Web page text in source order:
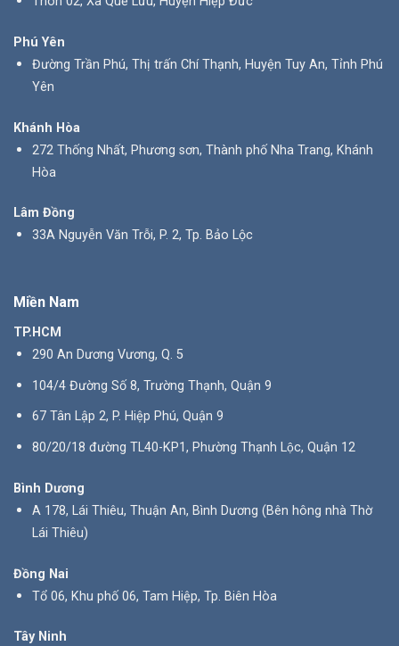
Phú Yên
Đường Trần Phú, Thị trấn Chí Thạnh, Huyện Tuy An, Tỉnh Phú
Yên
Khánh Hòa
272 Thống Nhất, Phương sơn, Thành phố Nha Trang, Khánh
Hòa
Lâm Đồng
33A Nguyễn Văn Trỗi, P. 2, Tp. Bảo Lộc
Miền Nam
TP.HCM
290 An Dương Vương, Q. 5
104/4 Đường Số 8, Trường Thạnh, Quận 9
67 Tân Lập 2, P. Hiệp Phú, Quận 9
80/20/18 đường TL40-KP1, Phường Thạnh Lộc, Quận 12
Bình Dương
A 178, Lái Thiêu, Thuận An, Bình Dương (Bên hông nhà Thờ
Lái Thiêu)
Đồng Nai
Tổ 06, Khu phố 06, Tam Hiệp, Tp. Biên Hòa
Tây Ninh